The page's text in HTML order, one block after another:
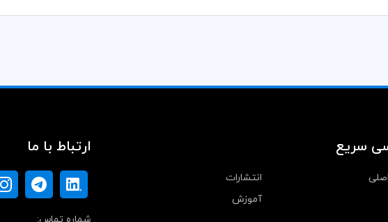
سریع
انتشارات
آموزش
ارتباط با ما